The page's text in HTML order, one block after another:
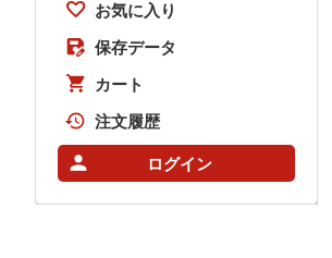
お気に入り
保存データ
カート
注文履歴
ログイン